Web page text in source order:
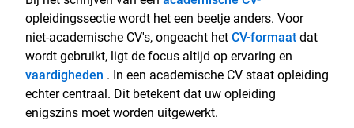
opleidingssectie wordt het een beetje anders. Voor
niet-academische CV's, ongeacht hetCV-formaatdat
wordt gebruikt, ligt de focus altijd op ervaring en
vaardigheden . In een academische CV staat opleiding
echter centraal. Dit betekent dat uw opleiding
enigszins moet worden uitgewerkt.